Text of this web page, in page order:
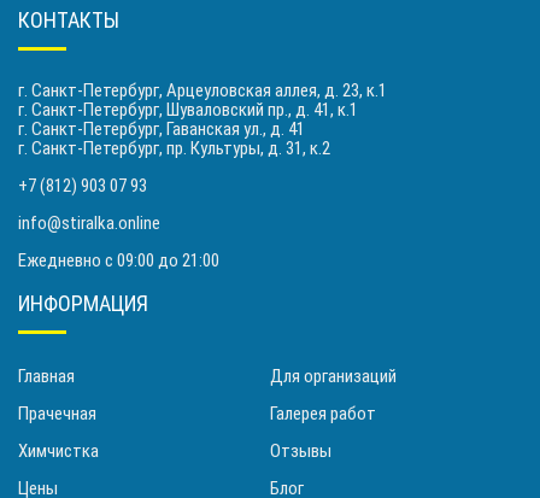
КОНТАКТЫ
г. Санкт-Петербург, Арцеуловская аллея, д. 23, к.1
г. Санкт-Петербург, Шуваловский пр., д. 41, к.1
г. Санкт-Петербург, Гаванская ул., д. 41
г. Санкт-Петербург, пр. Культуры, д. 31, к.2
+7 (812) 903 07 93
info@stiralka.online
Ежедневно с 09:00 до 21:00
ИНФОРМАЦИЯ
Главная
Прачечная
Химчистка
Цены
Для организаций
Галерея работ
Отзывы
Блог